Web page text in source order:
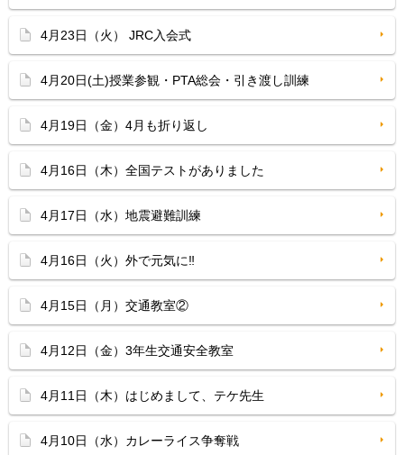
4月23日（火） JRC入会式
4月20日(土)授業参観・PTA総会・引き渡し訓練
4月19日（金）4月も折り返し
4月16日（木）全国テストがありました
4月17日（水）地震避難訓練
4月16日（火）外で元気に‼
4月15日（月）交通教室②
4月12日（金）3年生交通安全教室
4月11日（木）はじめまして、テケ先生
4月10日（水）カレーライス争奪戦